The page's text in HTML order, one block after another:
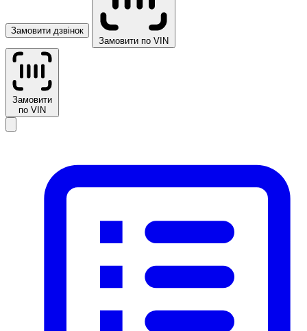
Замовити дзвінок
Замовити по VIN
Замовити
по VIN